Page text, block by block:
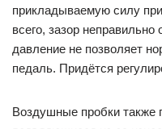
прикладываемую силу
всего, зазор
давление не позволяет
педаль. Придётся
Воздушные пробки также